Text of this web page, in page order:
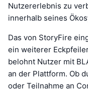
Nutzererlebnis zu
innerhalb seines
Das von StoryFire
ein weiterer
belohnt Nutzer mit
an der Plattform. Ob
oder Teilnahme an